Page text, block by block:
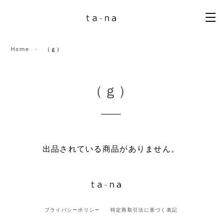
Home （ｇ）
（ｇ）
出品されている商品がありません。
プライバシーポリシー 特定商取引法に基づく表記